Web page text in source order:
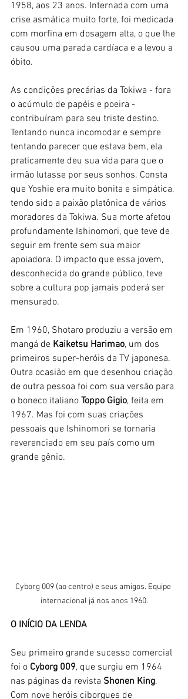
1958, aos 23 anos. Internada com uma
crise asmática muito forte, foi medicada
com morfina em dosagem alta, o que lhe
causou uma parada cardíaca e a levou a
óbito.
As condições precárias da Tokiwa - fora
o acúmulo de papéis e poeira -
contribuíram para seu triste destino.
Tentando nunca incomodar e sempre
tentando parecer que estava bem, ela
praticamente deu sua vida para que o
irmão lutasse por seus sonhos. Consta
que Yoshie era muito bonita e simpática,
tendo sido a paixão platônica de vários
moradores da Tokiwa. Sua morte afetou
profundamente Ishinomori, que teve de
seguir em frente sem sua maior
apoiadora. O impacto que essa jovem,
desconhecida do grande público, teve
sobre a cultura pop jamais poderá ser
mensurado.
Em 1960, Shotaro produziu a versão em
mangá de Kaiketsu Harimao, um dos
primeiros super-heróis da TV japonesa.
Outra ocasião em que desenhou criação
de outra pessoa foi com sua versão para
o boneco italiano Toppo Gigio, feita em
1967. Mas foi com suas criações
pessoais que Ishinomori se tornaria
reverenciado em seu país como um
grande gênio.
Cyborg 009 (ao centro) e seus amigos. Equipe
internacional já nos anos 1960.
O INÍCIO DA LENDA
Seu primeiro grande sucesso comercial
foi o Cyborg 009, que surgiu em 1964
nas páginas da revista Shonen King.
Com nove heróis ciborgues de